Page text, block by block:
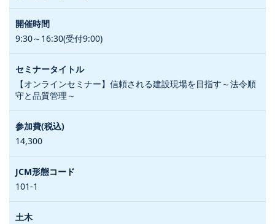
9:30～16:30(受付9:00)
【オンラインセミナー】信頼される建設現場を目指す～法令順
守と品質管理～
14,300
101-1